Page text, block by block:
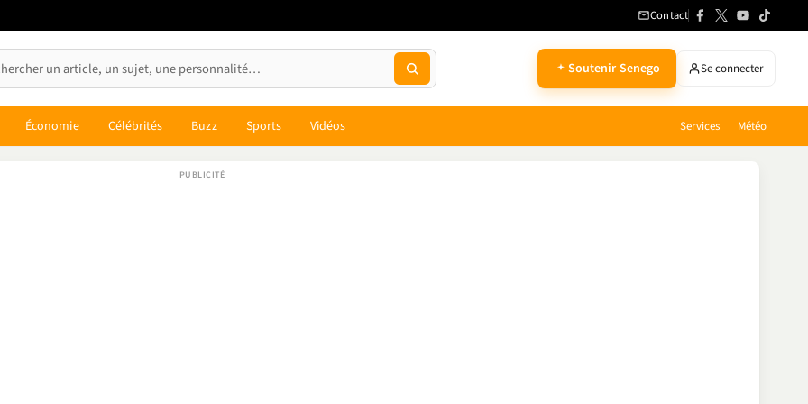
Contact
Soutenir Senego Se connecter
Économie Célébrités Buzz Sports Vidéos Services Météo